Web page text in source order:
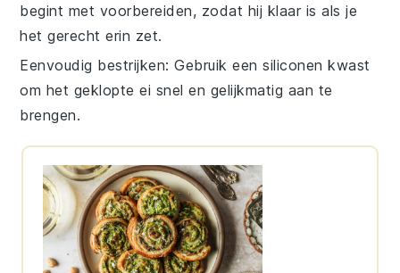
begint met voorbereiden, zodat hij klaar is als je
het gerecht erin zet.
Eenvoudig bestrijken: Gebruik eensiliconen kwast
om het geklopte ei snel en gelijkmatig aan te
brengen.